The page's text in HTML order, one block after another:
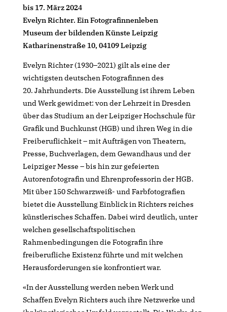
bis 17. März 2024
Evelyn Richter. Ein Fotografinnenleben
Museum der bildenden Künste Leipzig
Katharinenstraße 10, 04109 Leipzig
Evelyn Richter (1930–2021) gilt als eine der
wichtigsten deutschen Fotografinnen des
20. Jahrhunderts. Die Ausstellung ist ihrem Leben
und Werk gewidmet: von der Lehrzeit in Dresden
über das Studium an der Leipziger Hochschule für
Grafik und Buchkunst (HGB) und ihren Weg in die
Freiberuflichkeit – mit Aufträgen von Theatern,
Presse, Buchverlagen, dem Gewandhaus und der
Leipziger Messe – bis hin zur gefeierten
Autorenfotografin und Ehrenprofessorin der HGB.
Mit über 150 Schwarzweiß- und Farbfotografien
bietet die Ausstellung Einblick in Richters reiches
künstlerisches Schaffen. Dabei wird deutlich, unter
welchen gesellschaftspolitischen
Rahmenbedingungen die Fotografin ihre
freiberufliche Existenz führte und mit welchen
Herausforderungen sie konfrontiert war.
«In der Ausstellung werden neben Werk und
Schaffen Evelyn Richters auch ihre Netzwerke und